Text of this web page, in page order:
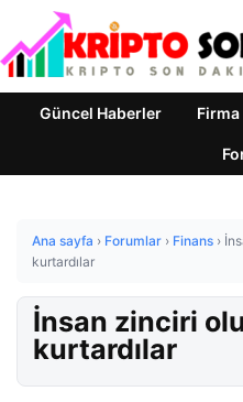
Güncel Haberler Firma
Ana sayfa › Forumlar › Finans ›
kurtardılar
İnsan zinciri
kurtardılar